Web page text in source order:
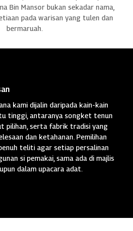
Bin Mansor bukan sekadar nama,
pada warisan yang tulen dan
bermaruah.
kami dijalin daripada kain-kain
tinggi, antaranya songket tenun
pilihan, serta fabrik tradisi yang
dan ketahanan. Pemilihan
teliti agar setiap persalinan
si pemakai, sama ada di majlis
dalam upacara adat.